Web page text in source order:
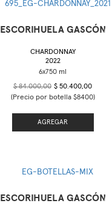
ESCORIHUELA GASCÓN
CHARDONNAY
2022
$ 84.000,00 $ 50.400,00
(Precio por botella $8400)
AGREGAR
ESCORIHUELA GASCÓN